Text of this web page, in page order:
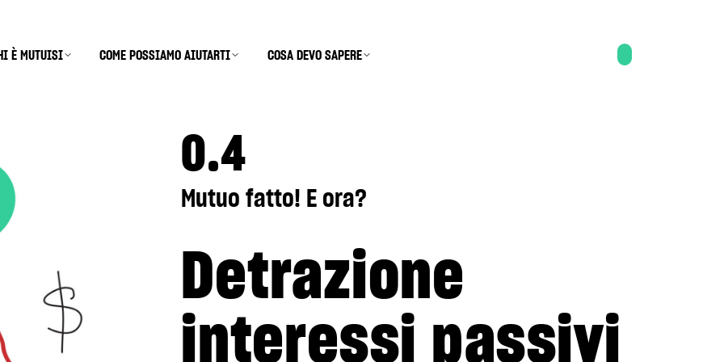
È MUTUISI COME POSSIAMO AIUTARTI COSA DEVO SAPERE
0.4
Mutuo fatto! E ora?
Detrazione
interessi passivi